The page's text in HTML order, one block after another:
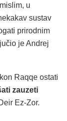
u
sustav
prirodnim
je Andrej
Raqqe ostati
zauzeti
Ez-Zor.